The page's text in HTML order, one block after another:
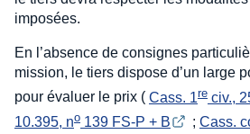
imposées.
En l’absence de consignes
mission, le tiers dispose d’un large
pour évaluer le prix ( Cass. 1re civ.,
10.395, no 139 FS-P + B ; Cass.